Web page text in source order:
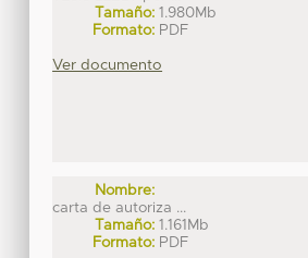
Tamaño: 1.980Mb
Formato: PDF
Ver documento
Nombre:
carta de autoriza ...
Tamaño: 1.161Mb
Formato: PDF